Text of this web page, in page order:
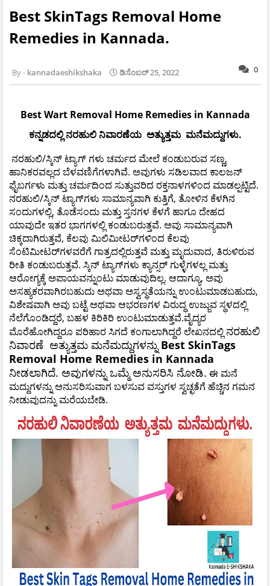
Best SkinTags Removal Home
Remedies in Kannada.
0
kannadaeshikshaka ಡಿಸೆಂಬರ್ 25, 2022
Best Wart Removal Home Remedies in Kannada
ಕನ್ನಡದಲ್ಲಿ ನರಹುಲಿ ನಿವಾರಣೆಯ ಅತ್ಯುತ್ತಮ ಮನೆಮದ್ದುಗಳು.
ನರಹುಲಿ/ಸ್ಕಿನ್ ಟ್ಯಾಗ್‌ ಗಳು ಚರ್ಮದ ಮೇಲೆ ಕಂಡುಬರುವ ಸಣ್ಣ,
ಹಾನಿಕರವಲ್ಲದ ಬೆಳವಣಿಗೆಗಳಾಗಿವೆ. ಅವುಗಳು ಸಡಿಲವಾದ ಕಾಲಜನ್
ಫೈಬರ್ಗಳು ಮತ್ತು ಚರ್ಮದಿಂದ ಸುತ್ತುವರಿದ ರಕ್ತನಾಳಗಳಿಂದ ಮಾಡಲ್ಪಟ್ಟಿದೆ.
ನರಹುಲಿ/ಸ್ಕಿನ್ ಟ್ಯಾಗ್‌ಗಳು ಸಾಮಾನ್ಯವಾಗಿ ಕುತ್ತಿಗೆ, ತೋಳಿನ ಕೆಳಗಿನ
ಸಂದುಗಳಲ್ಲಿ, ತೊಡೆಸಂದು ಮತ್ತು ಸ್ತನಗಳ ಕೆಳಗೆ ಹಾಗೂ ದೇಹದ
ಯಾವುದೇ ಇತರ ಭಾಗಗಳಲ್ಲಿ ಕಂಡುಬರುತ್ತವೆ. ಅವು ಸಾಮಾನ್ಯವಾಗಿ
ಚಿಕ್ಕದಾಗಿರುತ್ತವೆ, ಕೆಲವು ಮಿಲಿಮೀಟರ್‌ಗಳಿಂದ ಕೆಲವು
ಸೆಂಟಿಮೀಟರ್‌ಗಳವರೆಗೆ ಗಾತ್ರದಲ್ಲಿರುತ್ತವೆ ಮತ್ತು ಮೃದುವಾದ, ತಿರುಳಿರುವ
ರೀತಿ ಕಂಡುಬರುತ್ತವೆ. ಸ್ಕಿನ್ ಟ್ಯಾಗ್‌ಗಳು ಕ್ಯಾನ್ಸರ್ ಗುಳ್ಳೆಗಳಲ್ಲ ಮತ್ತು
ಆರೋಗ್ಯಕ್ಕೆ ಅಪಾಯವನ್ನುಂಟು ಮಾಡುವುದಿಲ್ಲ. ಆದಾಗ್ಯೂ, ಅವು
ಅಸಹ್ಯಕರವಾಗಿರಬಹುದು ಅಥವಾ ಅಸ್ವಸ್ಥತೆಯನ್ನು ಉಂಟುಮಾಡಬಹುದು,
ವಿಶೇಷವಾಗಿ ಅವು ಬಟ್ಟೆ ಅಥವಾ ಆಭರಣಗಳ ವಿರುದ್ಧ ಉಜ್ಜುವ ಸ್ಥಳದಲ್ಲಿ
ನೆಲೆಗೊಂಡಿದ್ದರೆ, ಬಹಳ ಕಿರಿಕಿರಿ ಉಂಟುಮಾಡುತ್ತವೆ.ವೈದ್ಯರ
ಮೊರೆಹೋಗಿದ್ದರೂ ಪರಿಹಾರ ಸಿಗದೆ ಕಂಗಾಲಾಗಿದ್ದರೆ ಲೇಖನದಲ್ಲಿ ನರಹುಲಿ
ನಿವಾರಣೆ ಅತ್ಯುತ್ತಮ ಮನೆಮದ್ದುಗಳನ್ನು Best SkinTags
Removal Home Remedies in Kannada
ನೀಡಲಾಗಿದೆ. ಅವುಗಳನ್ನು ಒಮ್ಮೆ ಅನುಸರಿಸಿ ನೋಡಿ. ಈ ಮನೆ
ಮದ್ದುಗಳನ್ನು ಅನುಸರಿಸುವಾಗ ಬಳಸುವ ವಸ್ತುಗಳ ಸ್ವಚ್ಛತೆಗೆ ಹೆಚ್ಚಿನ ಗಮನ
ನೀಡುವುದನ್ನು ಮರೆಯಬೇಡಿ.